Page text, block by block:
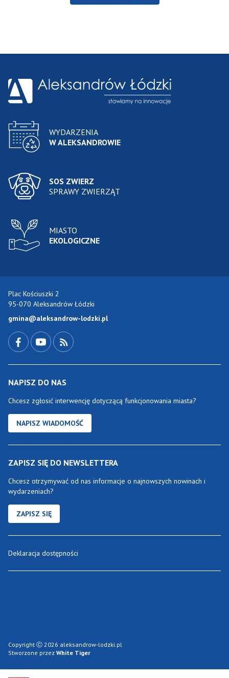
WYDARZENIA
W ALEKSANDROWIE
SOS ZWIERZ
SPRAWY ZWIERZĄT
MIASTO
EKOLOGICZNE
Plac Kościuszki 2
95-070 Aleksandrów Łódzki
gmina@aleksandrow-lodzki.pl
NAPISZ DO NAS
Chcesz zgłosić interwencję dotyczącą funkcjonowania miasta?
NAPISZ WIADOMOŚĆ
ZAPISZ SIĘ DO NEWSLETTERA
Chcesz otrzymywać od nas informacje o najnowszych nowinach i
wydarzeniach?
ZAPISZ SIĘ
Deklaracja dostępności
Copyright Ⓒ 2026 aleksandrow-lodzki.pl
Stworzone przez White Tiger